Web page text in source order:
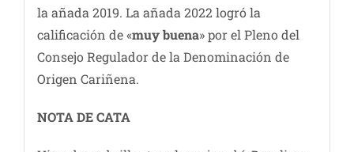
la añada 2019. La añada 2022 logró la
calificación de «muy buena» por el Pleno del
Consejo Regulador de la Denominación de
Origen Cariñena.
NOTA DE CATA